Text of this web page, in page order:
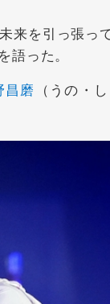
を引っ張っ
った。
昌磨 （うの・